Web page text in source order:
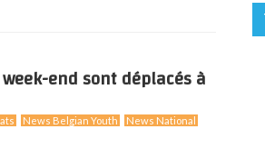
end sont déplacés à
News Belgian Youth
News National